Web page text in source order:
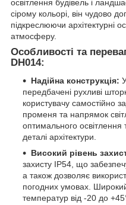
освітлення будівель і
сірому кольорі, він чудово
підкреслюючи архітектурні
атмосферу.
Особливості та
DH014:
Надійна конструкція:
передбачені рухливі
користувачу самостійно
променя та напрямок
оптимального освітлення
деталі архітектури.
Високий рівень
захисту IP54, що
а також дозволяє
погодних умовах.
температур від -20 до